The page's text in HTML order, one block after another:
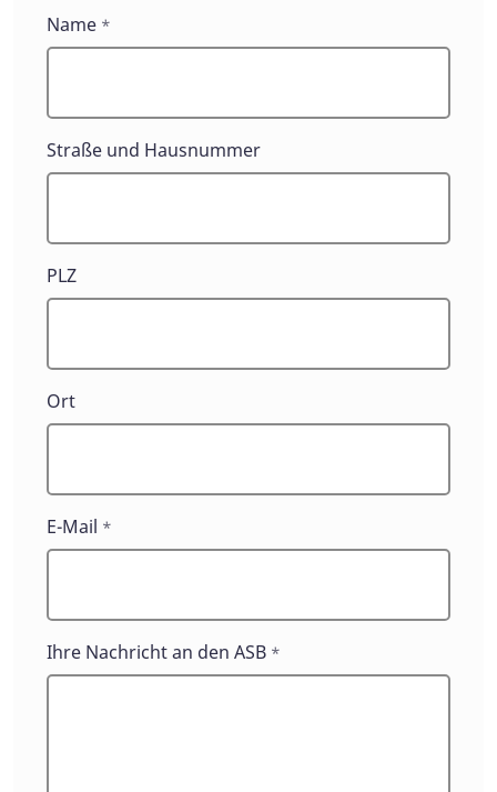
Name *
Straße und Hausnummer
PLZ
Ort
E-Mail *
Ihre Nachricht an den ASB *